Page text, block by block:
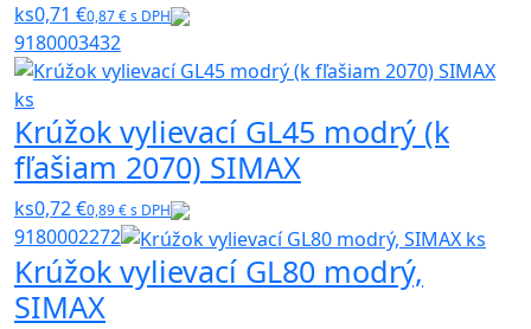
ks0,71 €0,87 € s DPH
9180003432
Krúžok vylievací GL45 modrý (k
fľašiam 2070) SIMAX
ks0,72 €0,89 € s DPH
9180002272
Krúžok vylievací GL80 modrý,
SIMAX